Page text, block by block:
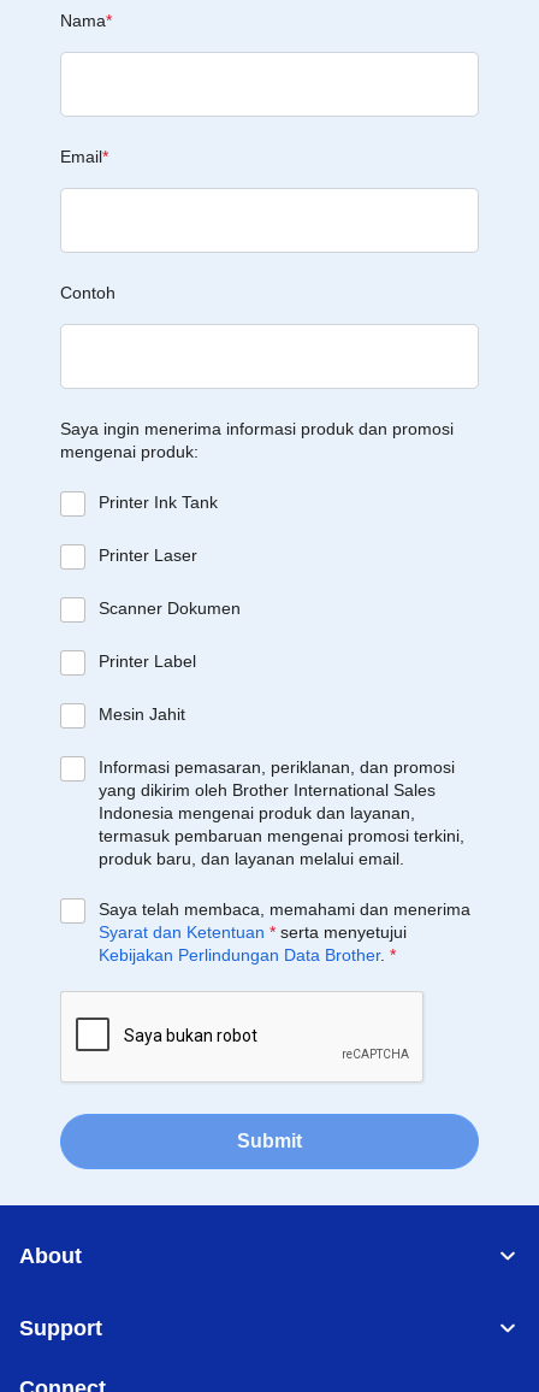
Nama*
Email*
Contoh
Saya ingin menerima informasi produk dan promosi
mengenai produk:
Printer Ink Tank
Printer Laser
Scanner Dokumen
Printer Label
Mesin Jahit
Informasi pemasaran, periklanan, dan promosi
yang dikirim oleh Brother International Sales
Indonesia mengenai produk dan layanan,
termasuk pembaruan mengenai promosi terkini,
produk baru, dan layanan melalui email.
Saya telah membaca, memahami dan menerima
Syarat dan Ketentuan * serta menyetujui
Kebijakan Perlindungan Data Brother. *
Submit
About
Support